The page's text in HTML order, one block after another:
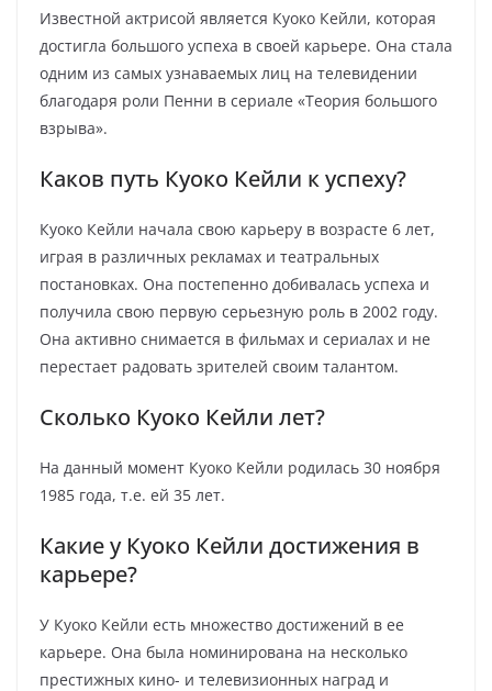
Известной актрисой является Куоко Кейли, которая
достигла большого успеха в своей карьере. Она стала
одним из самых узнаваемых лиц на телевидении
благодаря роли Пенни в сериале «Теория большого
взрыва».
Каков путь Куоко Кейли к успеху?
Куоко Кейли начала свою карьеру в возрасте 6 лет,
играя в различных рекламах и театральных
постановках. Она постепенно добивалась успеха и
получила свою первую серьезную роль в 2002 году.
Она активно снимается в фильмах и сериалах и не
перестает радовать зрителей своим талантом.
Сколько Куоко Кейли лет?
На данный момент Куоко Кейли родилась 30 ноября
1985 года, т.е. ей 35 лет.
Какие у Куоко Кейли достижения в
карьере?
У Куоко Кейли есть множество достижений в ее
карьере. Она была номинирована на несколько
престижных кино- и телевизионных наград и